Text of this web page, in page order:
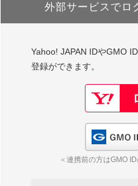
外部サービスでロ
Yahoo! JAPAN IDやGMO
登録ができます。
＜連携前の方はGMO